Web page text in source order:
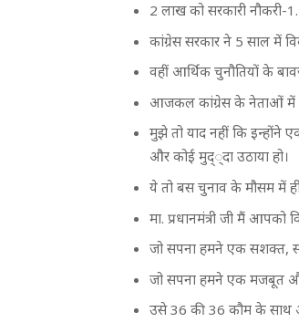
2 लाख को सरकारी नौकरी-
कांग्रेस सरकार ने 5 साल में
वहीं आर्थिक चुनौतियों के
आजकल कांग्रेस के नेताओं में
मुझे तो याद नहीं कि इन्होंने
और कोई मुद््दा उठाया हो।
ये तो बस चुनाव के मौसम में
मा. प्रधानमंत्री जी मैं आपको
जो सपना हमने एक सशक्त,
जो सपना हमने एक मजबूत
उसे 36 की 36 कौम के साथ